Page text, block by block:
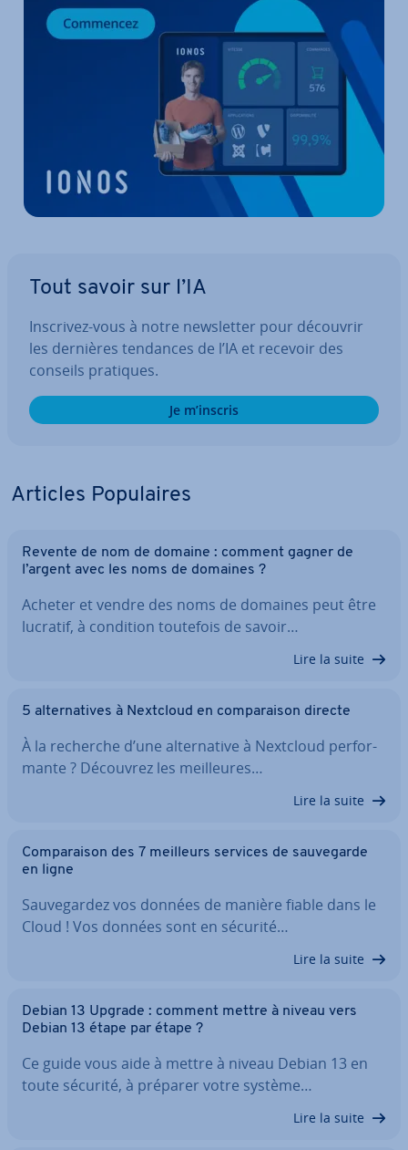
Tout savoir sur l’IA
Inscrivez-vous à notre news­let­ter pour découvrir
les dernières tendances de l’IA et recevoir des
conseils pratiques.
Je m’inscris
Articles Po­pu­laires
Revente de nom de domaine : comment gagner de
l’argent avec les noms de domaines ?
Acheter et vendre des noms de domaines peut être
lucratif, à condition toutefois de savoir…
Lire la suite
5 al­ter­na­tives à Nextcloud en com­pa­rai­son directe
À la recherche d’une al­ter­na­tive à Nextcloud per­for­
mante ? Découvrez les meil­leures…
Lire la suite
Com­pa­rai­son des 7 meilleurs services de sau­ve­garde
en ligne
Sau­ve­gar­dez vos données de manière fiable dans le
Cloud ! Vos données sont en sécurité…
Lire la suite
Debian 13 Upgrade : comment mettre à niveau vers
Debian 13 étape par étape ?
Ce guide vous aide à mettre à niveau Debian 13 en
toute sécurité, à préparer votre système…
Lire la suite